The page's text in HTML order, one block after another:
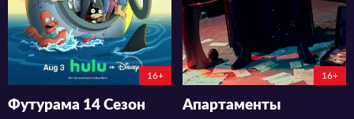
16+
Футурама 14 Сезон
2:7:39:31
16+
Апартаменты